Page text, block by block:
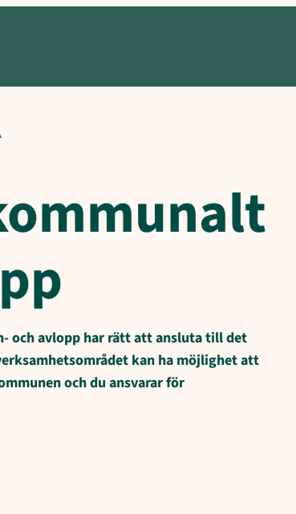
och avlopp har rätt att ansluta till det
kan ha möjlighet att
och du ansvarar för